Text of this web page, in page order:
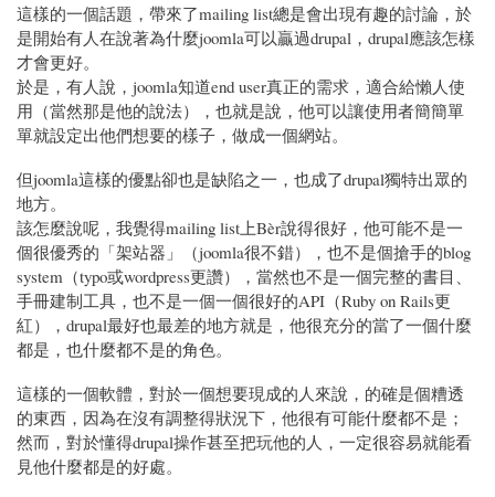
這樣的一個話題，帶來了mailing list總是會出現有趣的討論，於
是開始有人在說著為什麼joomla可以贏過drupal，drupal應該怎樣
才會更好。
於是，有人說，joomla知道end user真正的需求，適合給懶人使
用（當然那是他的說法），也就是說，他可以讓使用者簡簡單
單就設定出他們想要的樣子，做成一個網站。
但joomla這樣的優點卻也是缺陷之一，也成了drupal獨特出眾的
地方。
該怎麼說呢，我覺得mailing list上Bèr說得很好，他可能不是一
個很優秀的「架站器」（joomla很不錯），也不是個搶手的blog
system（typo或wordpress更讚），當然也不是一個完整的書目、
手冊建制工具，也不是一個一個很好的API（Ruby on Rails更
紅），drupal最好也最差的地方就是，他很充分的當了一個什麼
都是，也什麼都不是的角色。
這樣的一個軟體，對於一個想要現成的人來說，的確是個糟透
的東西，因為在沒有調整得狀況下，他很有可能什麼都不是；
然而，對於懂得drupal操作甚至把玩他的人，一定很容易就能看
見他什麼都是的好處。